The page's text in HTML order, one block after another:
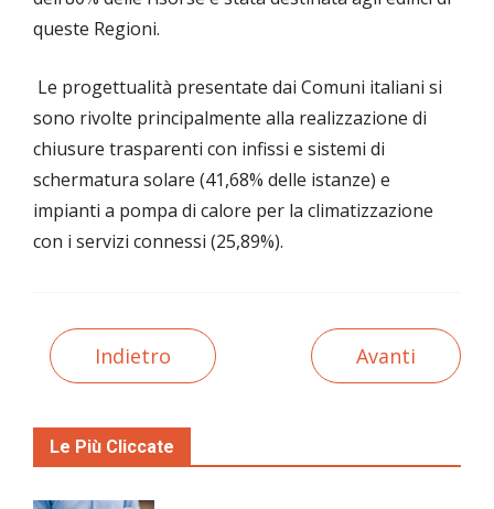
queste Regioni.
Le progettualità presentate dai Comuni italiani si
sono rivolte principalmente alla realizzazione di
chiusure trasparenti con infissi e sistemi di
schermatura solare (41,68% delle istanze) e
impianti a pompa di calore per la climatizzazione
con i servizi connessi (25,89%).
Indietro Avanti
Le Più Cliccate